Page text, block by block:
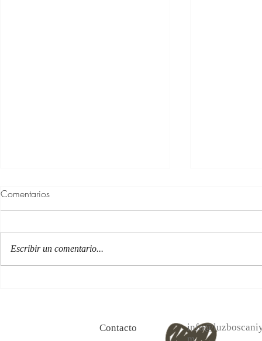
Comentarios
Escribir un comentario...
Contacto
m